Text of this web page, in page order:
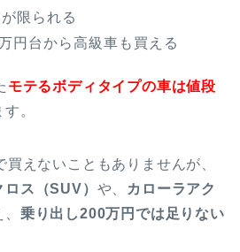
限られる
円台から高級車も買える
モテるボディタイプの車は値段
。
えないこともありませんが、
ロス（SUV） や、
カローラアク
乗り出し200万円では足りない